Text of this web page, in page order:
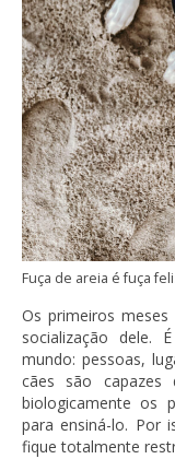
Fuça de areia é fuça
Os primeiros
socialização dele.
mundo: pessoas,
cães são capazes
biologicamente os
para ensiná-lo. Por
fique totalmente